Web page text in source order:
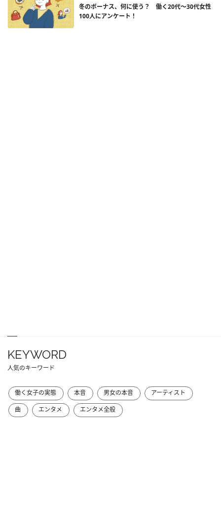
冬のボーナス、何に使う？ 働く20代～30代女性
100人にアンケート！
KEYWORD
人気のキーワード
働く女子の実態 本音 男女の本音
アーティスト
曲
エンタメ エンタメ全般